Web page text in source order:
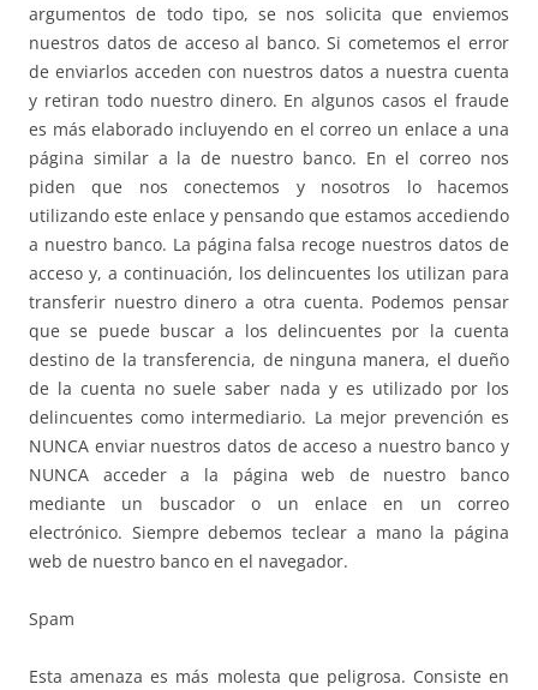
argumentos de todo tipo, se nos solicita que enviemos
nuestros datos de acceso al banco. Si cometemos el error
de enviarlos acceden con nuestros datos a nuestra cuenta
y retiran todo nuestro dinero. En algunos casos el fraude
es más elaborado incluyendo en el correo un enlace a una
página similar a la de nuestro banco. En el correo nos
piden que nos conectemos y nosotros lo hacemos
utilizando este enlace y pensando que estamos accediendo
a nuestro banco. La página falsa recoge nuestros datos de
acceso y, a continuación, los delincuentes los utilizan para
transferir nuestro dinero a otra cuenta. Podemos pensar
que se puede buscar a los delincuentes por la cuenta
destino de la transferencia, de ninguna manera, el dueño
de la cuenta no suele saber nada y es utilizado por los
delincuentes como intermediario. La mejor prevención es
NUNCA enviar nuestros datos de acceso a nuestro banco y
NUNCA acceder a la página web de nuestro banco
mediante un buscador o un enlace en un correo
electrónico. Siempre debemos teclear a mano la página
web de nuestro banco en el navegador.
Spam
Esta amenaza es más molesta que peligrosa. Consiste en